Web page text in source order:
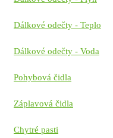
Dálkové odečty - Teplo
Dálkové odečty - Voda
Pohybová čidla
Záplavová čidla
Chytré pasti